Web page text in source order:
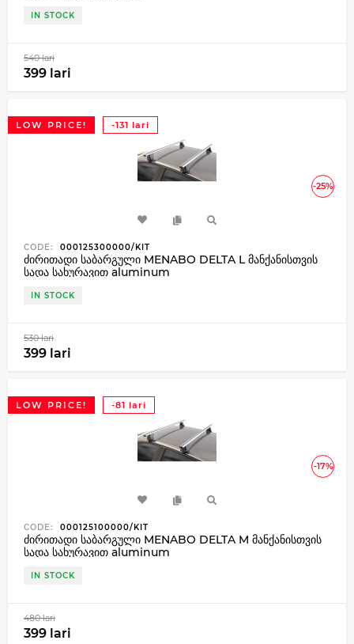
IN STOCK
540 lari
399 lari
-25%
LOW PRICE! -131 lari
CODE: 000125300000/KIT
ძირითადი საბარგული MENABO DELTA L მანქანისთვის
სადა სახურავით aluminum
IN STOCK
530 lari
399 lari
-17%
LOW PRICE! -81 lari
CODE: 000125100000/KIT
ძირითადი საბარგული MENABO DELTA M მანქანისთვის
სადა სახურავით aluminum
IN STOCK
480 lari
399 lari